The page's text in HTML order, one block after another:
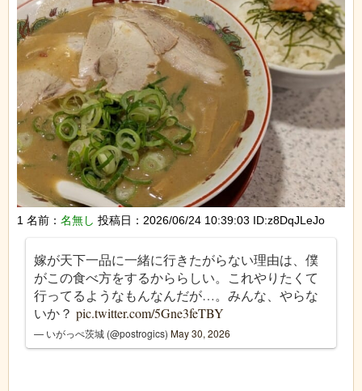
1 名前： 名無し 投稿日：2026/06/24 10:39:03 ID:z8DqJLeJo
嫁が天下一品に一緒に行きたがらない理由は、僕
がこの食べ方をするかららしい。これやりたくて
行ってるようなもんなんだが…。みんな、やらな
いか？ pic.twitter.com/5Gne3feTBY
— いがっぺ茨城 (@postrogics) May 30, 2026